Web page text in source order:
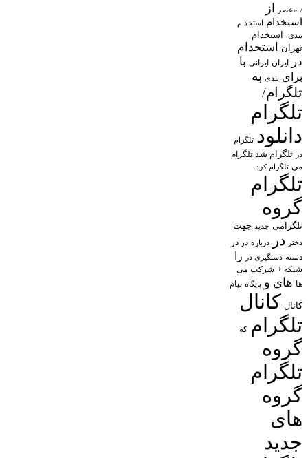
/ «عصر از
استخدام استخدام
بندی: استخدام
تهران
استخدام
در
ایران ایرانی با
برای بندی به
تلگرام/
تلگرام
دانلود تلگرام
در تلگرام شد تلگرام
می تلگرام کرد
تلگرام
گروه
تلگرامی جدید جهت
دختر در درباره در در
دسته دستگیری در را
شبکه + شرکت می
ها های و پایگاه پیام
کانال کانال
تلگرام که
گروه
تلگرام
گروه
های
جدید